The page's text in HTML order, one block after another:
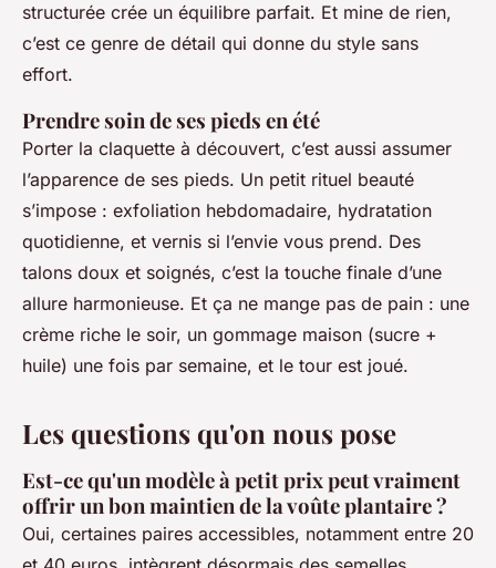
structurée crée un équilibre parfait. Et mine de rien,
c’est ce genre de détail qui donne du style sans
effort.
Prendre soin de ses pieds en été
Porter la claquette à découvert, c’est aussi assumer
l’apparence de ses pieds. Un petit rituel beauté
s’impose : exfoliation hebdomadaire, hydratation
quotidienne, et vernis si l’envie vous prend. Des
talons doux et soignés, c’est la touche finale d’une
allure harmonieuse. Et ça ne mange pas de pain : une
crème riche le soir, un gommage maison (sucre +
huile) une fois par semaine, et le tour est joué.
Les questions qu'on nous pose
Est-ce qu'un modèle à petit prix peut vraiment
offrir un bon maintien de la voûte plantaire ?
Oui, certaines paires accessibles, notamment entre 20